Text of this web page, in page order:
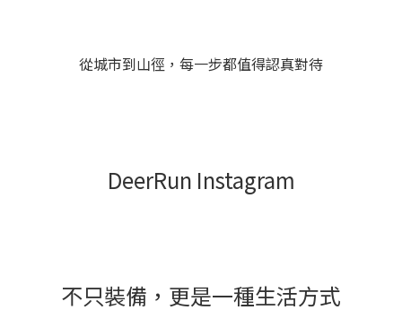
從城市到山徑，每一步都值得認真對待
DeerRun Instagram
不只裝備，更是一種生活方式